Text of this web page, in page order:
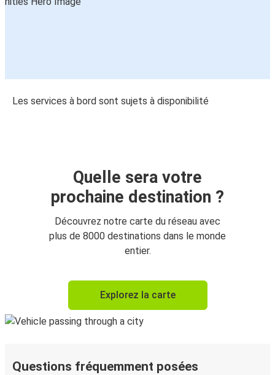
Les services à bord sont sujets à disponibilité
Quelle sera votre
prochaine destination ?
Découvrez notre carte du réseau avec
plus de 8000 destinations dans le monde
entier.
Explorez la carte
Questions fréquemment posées